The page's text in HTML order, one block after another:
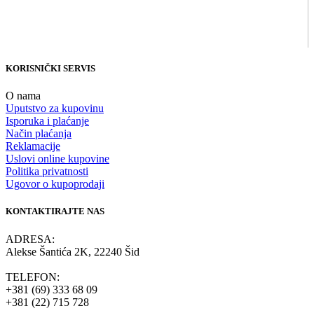
KORISNIČKI SERVIS
O nama
Uputstvo za kupovinu
Isporuka i plaćanje
Način plaćanja
Reklamacije
Uslovi online kupovine
Politika privatnosti
Ugovor o kupoprodaji
KONTAKTIRAJTE NAS
ADRESA:
Alekse Šantića 2K, 22240 Šid
TELEFON:
+381 (69) 333 68 09
+381 (22) 715 728